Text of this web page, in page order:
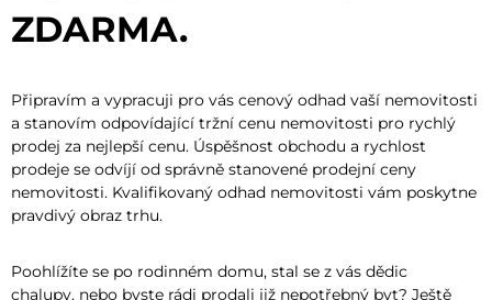
ZDARMA.
Připravím a vypracuji pro vás cenový odhad vaší nemovitosti
a stanovím odpovídající tržní cenu nemovitosti pro rychlý
prodej za nejlepší cenu. Úspěšnost obchodu a rychlost
prodeje se odvíjí od správně stanovené prodejní ceny
nemovitosti. Kvalifikovaný odhad nemovitosti vám poskytne
pravdivý obraz trhu.
Poohlížíte se po rodinném domu, stal se z vás dědic
chalupy, nebo byste rádi prodali již nepotřebný byt? Ještě